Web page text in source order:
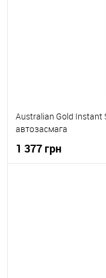
Australian Gold Instant
автозасмага
1 377 грн